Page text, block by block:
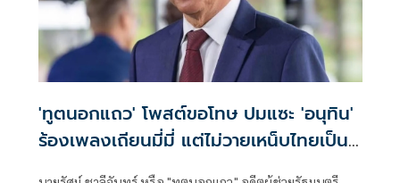
'ทูตนอกแถว' โพสต์ขอโทษ ปมแซะ 'อนุทิน'
ร้องเพลงเถียนมี่มี่ แต่ไม่วายเหน็บไทยเป็น